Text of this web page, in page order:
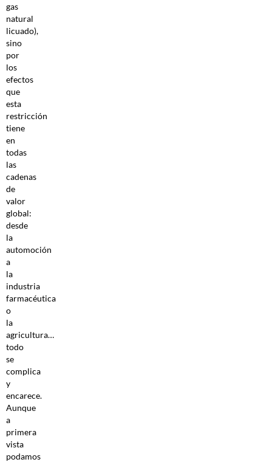
gas
natural
licuado),
sino
por
los
efectos
que
esta
restricción
tiene
en
todas
las
cadenas
de
valor
global:
desde
la
automoción
a
la
industria
farmacéutica
o
la
agricultura…
todo
se
complica
y
encarece.
Aunque
a
primera
vista
podamos